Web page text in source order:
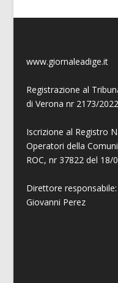
www.giornaleadige.it
Registrazione al
di Verona nr 2173/2022
Iscrizione al Registro
Operatori della
ROC, nr 37822 del 18/
Direttore responsabile:
Giovanni Perez